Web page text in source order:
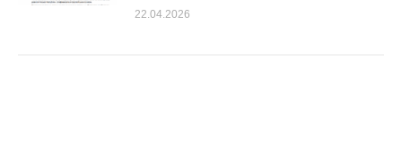
22.04.2026